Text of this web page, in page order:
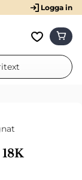
Logga in